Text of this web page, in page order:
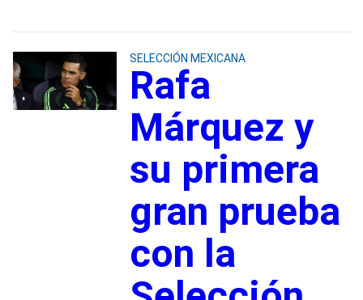
SELECCIÓN MEXICANA
Rafa
Márquez y
su primera
gran prueba
con la